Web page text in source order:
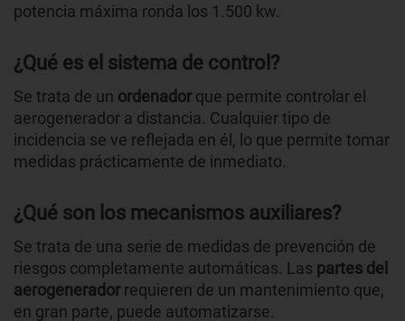
potencia máxima ronda los 1.500 kw.
¿Qué es el sistema de control?
Se trata de un ordenador que permite controlar el
aerogenerador a distancia. Cualquier tipo de
incidencia se ve reflejada en él, lo que permite tomar
medidas prácticamente de inmediato.
¿Qué son los mecanismos auxiliares?
Se trata de una serie de medidas de prevención de
riesgos completamente automáticas. Las partes del
aerogenerador requieren de un mantenimiento que,
en gran parte, puede automatizarse.